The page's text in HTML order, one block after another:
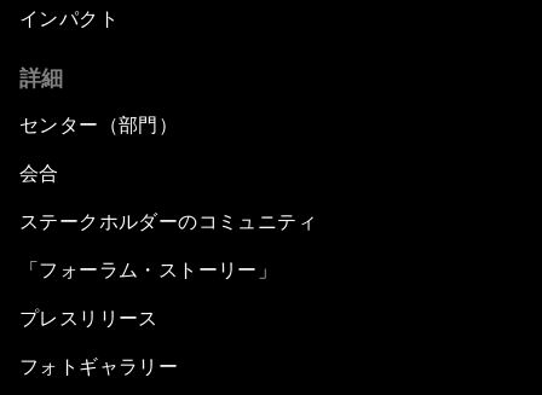
インパクト
詳細
センター（部門）
会合
ステークホルダーのコミュニティ
「フォーラム・ストーリー」
プレスリリース
フォトギャラリー